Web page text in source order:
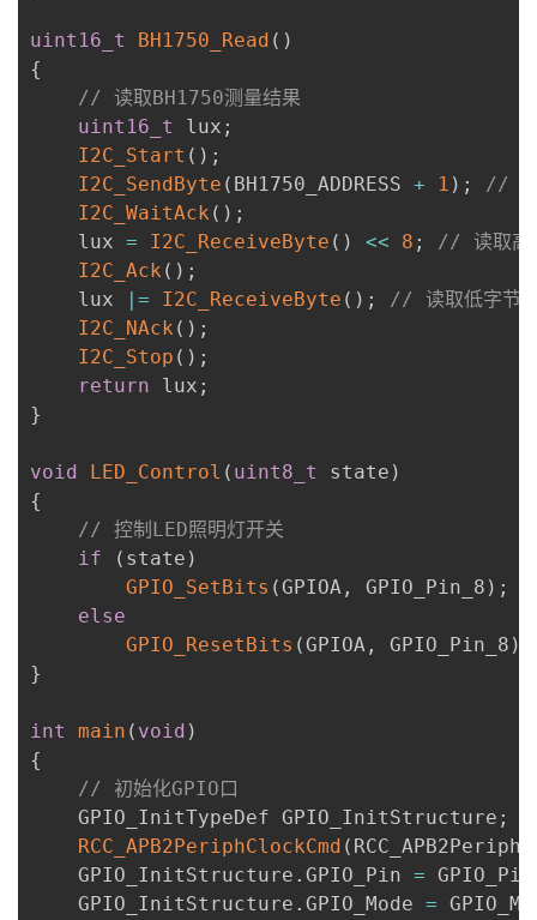
uint16_t
BH1750_Read ( )
{
// 读取BH1750测量结果
uint16_t
lux ;
I2C_Start ( ) ;
I2C_SendByte ( BH1750_ADDRESS + 1 ) ;
// 发
I2C_WaitAck ( ) ;
    lux
= I2C_ReceiveByte ( ) << 8 ;
// 读取高
I2C_Ack ( ) ;
    lux
|= I2C_ReceiveByte ( ) ;
// 读取低字节
I2C_NAck ( ) ;
I2C_Stop ( ) ;
return lux ;
}
void
LED_Control ( uint8_t state )
{
// 控制LED照明灯开关
if
( state )
GPIO_SetBits (GPIOA , GPIO_Pin_8 ) ;
else
GPIO_ResetBits (GPIOA , GPIO_Pin_8 )
}
int
main ( void )
{
// 初始化GPIO口
    GPIO_InitTypeDef GPIO_InitStructure
;
RCC_APB2PeriphClockCmd (
    GPIO_InitStructure
. GPIO_Pin =
    GPIO_InitStructure
. GPIO_Mode =